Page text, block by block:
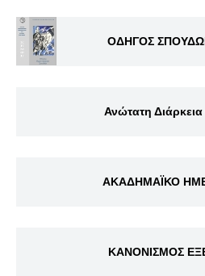
ΟΔΗΓΟΣ
Ανώτατη
ΑΚΑΔΗΜΑΪΚΟ
ΚΑΝΟΝΙΣΜΟΣ